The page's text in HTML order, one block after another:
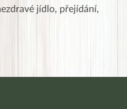
jídlo, přejídání,